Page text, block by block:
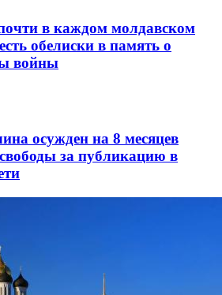
в каждом молдавском
обелиски в память о
войны
осужден на 8 месяцев
за публикацию в